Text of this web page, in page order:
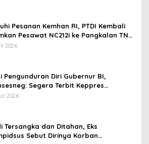
Pesanan Kemhan RI, PTDI Kembali
Pesawat NC212i ke Pangkalan TNI
2026
Pengunduran Diri Gubernur BI,
Segera Terbit Keppres
dengan Hormat
2026
Tersangka dan Ditahan, Eks
Sebut Dirinya Korban